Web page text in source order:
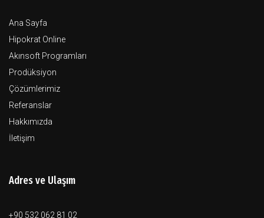
Ana Sayfa
Hipokrat Online
Akınsoft Programları
Prodüksiyon
Çözümlerimiz
Referanslar
Hakkımızda
İletişim
Adres ve Ulaşım
+90 532 062 81 02